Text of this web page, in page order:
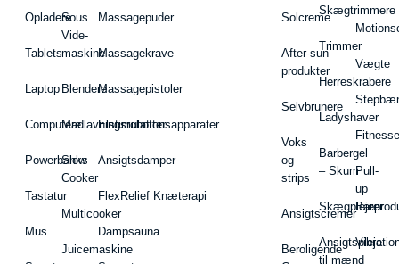
Opladere
Tablets
Laptop
Computere
Powerbanks
Tastatur
Mus
Sous
Vide-
maskine
Blendere
Madlavningsrobotter
Slow
Cooker
Multicooker
Juicemaskine
Massagepuder
Massagekrave
Massagepistoler
Elstimulationsapparater
Ansigtsdamper
FlexRelief Knæterapi
Dampsauna
Solcreme
After-sun
produkter
Selvbrunere
Voks
og
strips
Ansigtscremer
Beroligende
Skægtrimmere
Trimmer
Herreskrabere
Ladyshaver
Barbergel
– Skum
Ansigtspleje
til mænd
Vægte
Pull-
up
Barer